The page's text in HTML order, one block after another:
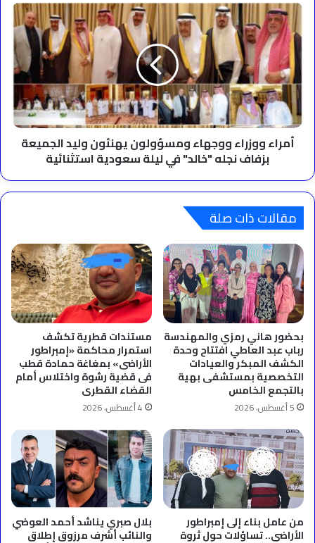
أمراء
ووزراء
ووجهاء
ومسؤولون
يهنئون
وليد
الجميعة
بزفاف
نجله
"خالد"
سعودية
أمراء ووزراء ووجهاء ومسؤولون يهنئون وليد الجميعة
بزفاف نجله "خالد" في ليلة سعودية استثنائية
مقالات ذات صلة
بحضور هاني رمزي والمهندسة
رباب عبد العاطي افتتاح وحدة
الكشف المبكر والعيادات
التخصصية بمستشفى بهية
بالتجمع الخامس
5 أغسطس، 2026
مستندات قطرية تكشف
استمرار محاكمة «إمبراطور
الأراضى» بمغاغة حمادة قطب
فى قضية رشوة واختلاس أمام
القضاء القطرى
4 أغسطس، 2026
من عامل بناء إلى إمبراطور
الأراضى.. تساؤلات حول ثروة
بلال صبري يناشد أحمد العوضي
والنائب أشرف مرزوق إطلاق